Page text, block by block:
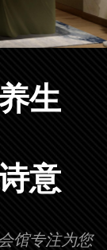
生
意
馆专注为您